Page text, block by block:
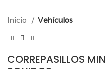
Inicio Vehículos
CORREPASILLOS